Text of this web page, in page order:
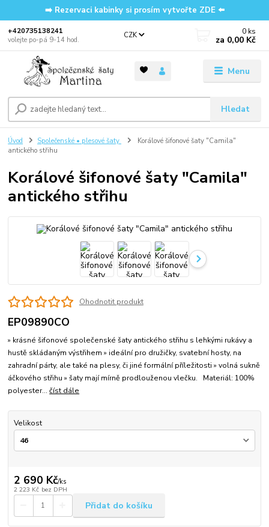
➡️ Rezervaci kabinky si prosím vytvořte ZDE ⬅️
Menu
CZK
Hledat
‭+420735138241
volejte po-pá 9-14 hod.
0 ks
za 0,00 Kč
Úvod Společenské • plesové šaty
Korálové šifonové šaty "Camila"
antického střihu
Korálové šifonové šaty "Camila"
antického střihu
Ohodnotit produkt
EP09890CO
» krásné šifonové společenské šaty antického střihu s lehkými rukávy a
hustě skládaným výstřihem » ideální pro družičky, svatební hosty, na
zahradní párty, ale také na plesy, či jiné formální příležitosti » volná sukně
áčkového střihu » šaty mají mírně prodlouženou vlečku. Materiál: 100%
polyester...číst dále
Velikost
2 690 Kč/ks
2 223 Kč bez DPH
Přidat do košíku